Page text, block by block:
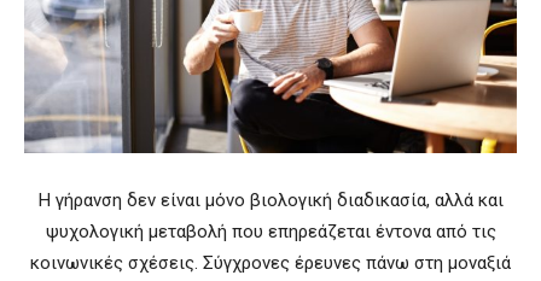
Η γήρανση δεν είναι μόνο βιολογική διαδικασία, αλλά και
ψυχολογική μεταβολή που επηρεάζεται έντονα από τις
κοινωνικές σχέσεις. Σύγχρονες έρευνες πάνω στη μοναξιά